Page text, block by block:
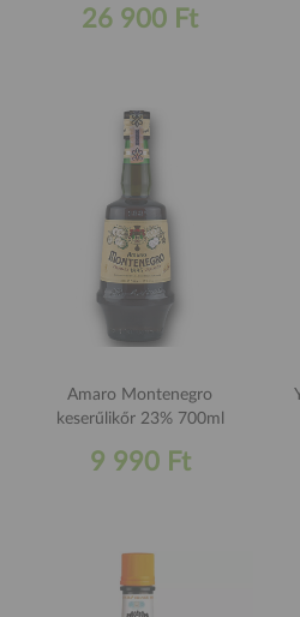
26 900 Ft
Amaro Montenegro
keserűlikőr 23% 700ml
9 990 Ft